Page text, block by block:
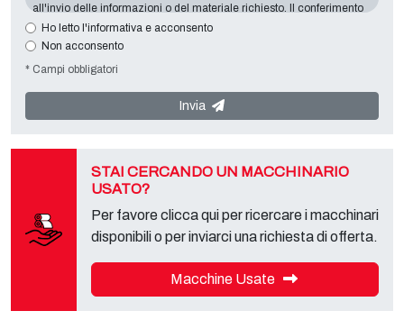
all'invio delle informazioni o del materiale richiesto. Il conferimento
dei dati è indispensabile in relazione alle finalità sopra esposte, il
mancato conferimento comporterà l’impossibilità di contattarla e di
Converting 2000 S.r.l.
rivolgersi al "Servizio Privacy" presso il titolare del trattamento per
esercitare i diritti previsti e per ottenere l’informativa completa,
Ho letto l'informativa e acconsento
Non acconsento
* Campi obbligatori
Invia
STAI CERCANDO UN MACCHINARIO
USATO?
Per favore clicca qui per ricercare i macchinari
disponibili o per inviarci una richiesta di offerta.
Macchine Usate